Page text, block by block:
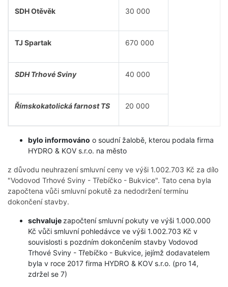
SDH Otěvěk 30 000
TJ Spartak 670 000
SDH Trhové Sviny 40 000
Římskokatolická farnost TS 20 000
bylo informováno o soudní žalobě, kterou podala firma
HYDRO & KOV s.r.o. na město
z důvodu neuhrazení smluvní ceny ve výši 1.002.703 Kč za dílo
"Vodovod Trhové Sviny - Třebíčko - Bukvice". Tato cena byla
započtena vůči smluvní pokutě za nedodržení termínu
dokončení stavby.
schvaluje započtení smluvní pokuty ve výši 1.000.000
Kč vůči smluvní pohledávce ve výši 1.002.703 Kč v
souvislosti s pozdním dokončením stavby Vodovod
Trhové Sviny - Třebíčko - Bukvice, jejímž dodavatelem
byla v roce 2017 firma HYDRO & KOV s.r.o. (pro 14,
zdržel se 7)